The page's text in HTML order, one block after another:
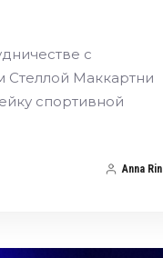
с
Стеллой Маккартни
спортивной
Anna